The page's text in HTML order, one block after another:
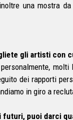
una mostra
gli artisti con
dei rapporti
in giro a
futuri, puoi darci